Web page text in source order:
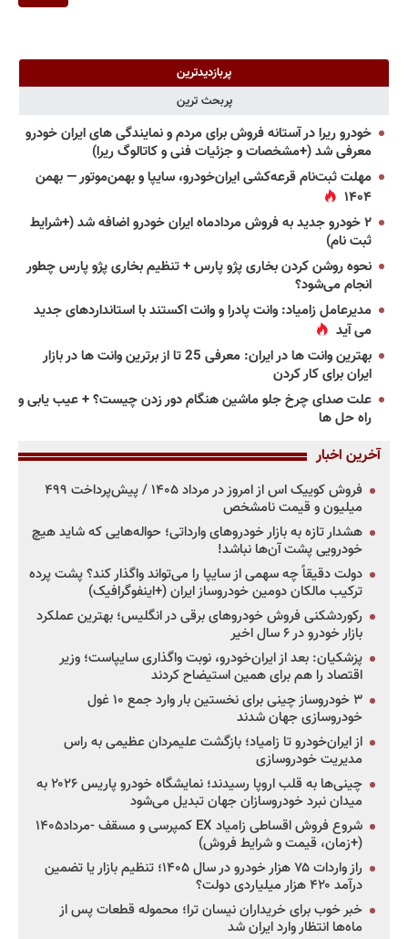
پربازدیدترین
پربحث ترین
خودرو ریرا در آستانه فروش برای مردم و نمایندگی های ایران خودرو
معرفی شد (+مشخصات و جزئیات فنی و کاتالوگ ریرا)
مهلت ثبت‌نام قرعه‌کشی ایران‌خودرو، سایپا و بهمن‌موتور — بهمن
۱۴۰۴
۲ خودرو جدید به فروش مردادماه ایران خودرو اضافه شد (+شرایط
ثبت نام)
نحوه روشن کردن بخاری پژو پارس + تنظیم بخاری پژو پارس چطور
انجام می‌شود؟
مدیرعامل زامیاد: وانت پادرا و وانت اکستند با استانداردهای جدید
می آید
بهترین وانت ها در ایران: معرفی 25 تا از برترین وانت ها در بازار
ایران برای کار کردن
علت صدای چرخ جلو ماشین هنگام دور زدن چیست؟ + عیب یابی و
راه حل ها
آخرین اخبار
فروش کوییک اس از امروز در مرداد ۱۴۰۵ / پیش‌پرداخت ۴۹۹
میلیون و قیمت نامشخص
هشدار تازه به بازار خودروهای وارداتی؛ حواله‌هایی که شاید هیچ
خودرویی پشت آن‌ها نباشد!
دولت دقیقاً چه سهمی از سایپا را می‌تواند واگذار کند؟ پشت پرده
ترکیب مالکان دومین خودروساز ایران (+اینفوگرافیک)
رکوردشکنی فروش خودروهای برقی در انگلیس؛ بهترین عملکرد
بازار خودرو در ۶ سال اخیر
پزشکیان: بعد از ایران‌خودرو، نوبت واگذاری سایپاست؛ وزیر
اقتصاد را هم برای همین استیضاح کردند
۳ خودروساز چینی برای نخستین بار وارد جمع ۱۰ غول
خودروسازی جهان شدند
از ایران‌خودرو تا زامیاد؛ بازگشت علیمردان عظیمی به راس
مدیریت خودروسازی
چینی‌ها به قلب اروپا رسیدند؛ نمایشگاه خودرو پاریس ۲۰۲۶ به
میدان نبرد خودروسازان جهان تبدیل می‌شود
شروع فروش اقساطی زامیاد EX کمپرسی و مسقف -مرداد۱۴۰۵
(+زمان، قیمت و شرایط فروش)
راز واردات ۷۵ هزار خودرو در سال ۱۴۰۵؛ تنظیم بازار یا تضمین
درآمد ۴۲۰ هزار میلیاردی دولت؟
خبر خوب برای خریداران نیسان ترا؛ محموله قطعات پس از
ماه‌ها انتظار وارد ایران شد